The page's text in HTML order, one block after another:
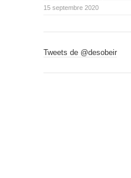
15 septembre 2020
Tweets de @desobeir